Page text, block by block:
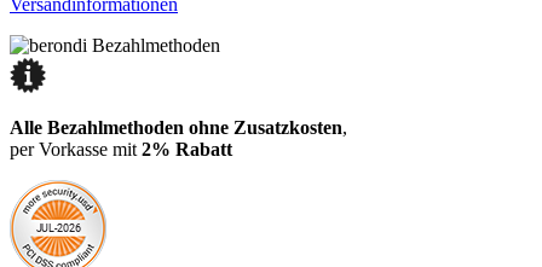
Versandinformationen
Alle Bezahlmethoden ohne Zusatzkosten,
per Vorkasse mit 2% Rabatt